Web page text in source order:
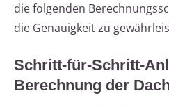
die folgenden
die Genauigkeit zu
Schritt-für-Schritt-
Berechnung der